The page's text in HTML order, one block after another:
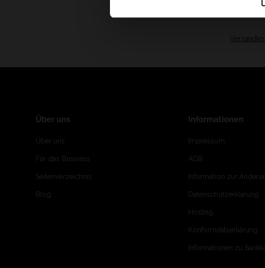
Über uns
Über uns
Für das Business
Seitenverzeichnis
Blog
Informationen
Impressum
AGB
Information zur
Datenschutzerklärung
Hosting
Konformitätserkärung
Informationen zu